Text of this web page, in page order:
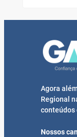
Agora
Regional
conteúdos
Nossos